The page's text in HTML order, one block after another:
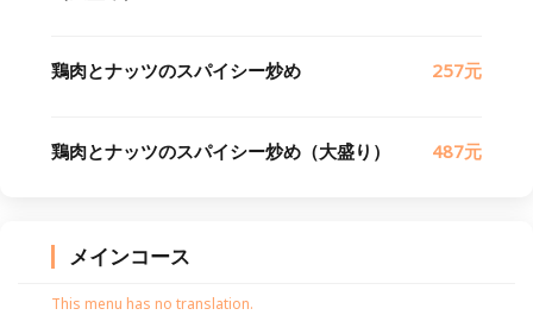
鶏肉とナッツのスパイシー炒め 257元
鶏肉とナッツのスパイシー炒め（大盛り） 487元
メインコース
This menu has no translation.